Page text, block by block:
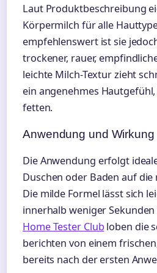
Laut Produktbeschreibung
Körpermilch für alle
empfehlenswert ist sie
trockener, rauer,
leichte Milch-Textur zieht
ein angenehmes
fetten.
Anwendung und Wirkung
Die Anwendung erfolgt
Duschen oder Baden auf
Die milde Formel lässt sich
innerhalb weniger
Home Tester Clubloben die
berichten von einem
bereits nach der ersten